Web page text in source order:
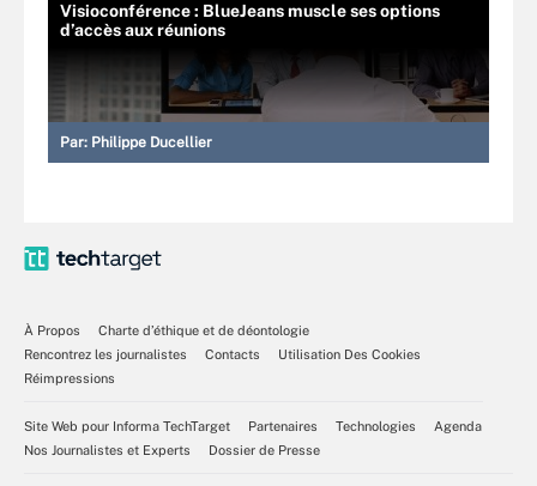
Visioconférence : BlueJeans muscle ses options
d’accès aux réunions
Par: Philippe Ducellier
À Propos
Charte d’éthique et de déontologie
Rencontrez les journalistes
Contacts
Utilisation Des Cookies
Réimpressions
Site Web pour Informa TechTarget Partenaires Technologies
Agenda
Nos Journalistes et Experts
Dossier de Presse